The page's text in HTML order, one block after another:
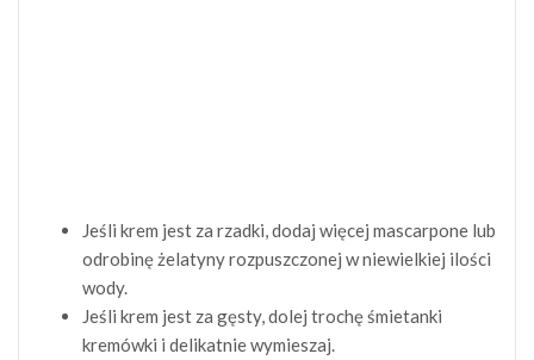
Jeśli krem jest za rzadki, dodaj więcej mascarpone lub
odrobinę żelatyny rozpuszczonej w niewielkiej ilości
wody.
Jeśli krem jest za gęsty, dolej trochę śmietanki
kremówki i delikatnie wymieszaj.